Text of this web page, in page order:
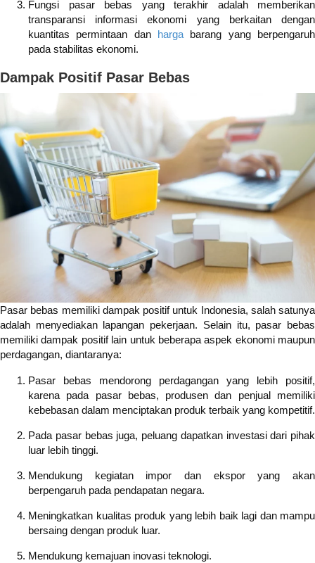
Fungsi pasar bebas yang terakhir adalah memberikan
transparansi informasi ekonomi yang berkaitan dengan
kuantitas permintaan dan harga barang yang berpengaruh
pada stabilitas ekonomi.
Dampak Positif Pasar Bebas
Pasar bebas memiliki dampak positif untuk Indonesia, salah satunya
adalah menyediakan lapangan pekerjaan. Selain itu, pasar bebas
memiliki dampak positif lain untuk beberapa aspek ekonomi maupun
perdagangan, diantaranya:
Pasar bebas mendorong perdagangan yang lebih positif,
karena pada pasar bebas, produsen dan penjual memiliki
kebebasan dalam menciptakan produk terbaik yang kompetitif.
Pada pasar bebas juga, peluang dapatkan investasi dari pihak
luar lebih tinggi.
Mendukung kegiatan impor dan ekspor yang akan
berpengaruh pada pendapatan negara.
Meningkatkan kualitas produk yang lebih baik lagi dan mampu
bersaing dengan produk luar.
Mendukung kemajuan inovasi teknologi.